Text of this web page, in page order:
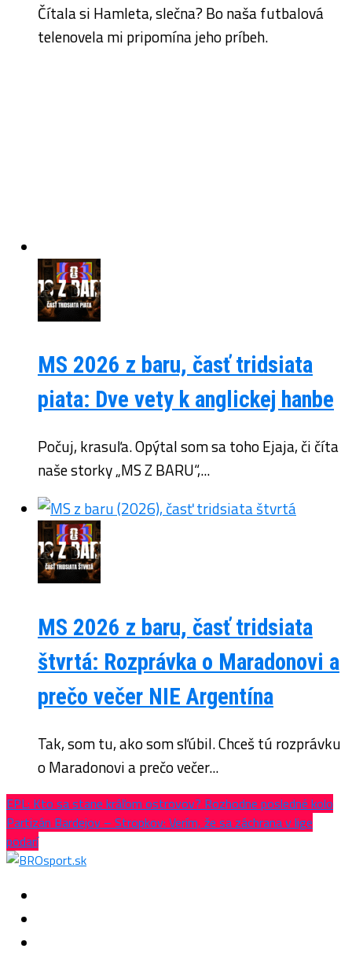
Čítala si Hamleta, slečna? Bo naša futbalová
telenovela mi pripomína jeho príbeh.
MS 2026 z baru, časť tridsiata
piata: Dve vety k anglickej hanbe
Počuj, krasuľa. Opýtal som sa toho Ejaja, či číta
naše storky „MS Z BARU“,...
MS 2026 z baru, časť tridsiata
štvrtá: Rozprávka o Maradonovi a
prečo večer NIE Argentína
Tak, som tu, ako som sľúbil. Chceš tú rozprávku
o Maradonovi a prečo večer...
EPL: Kto sa stane kráľom ostrovov? Rozhodne posledné kolo
Partizán Bardejov – Stropkov: Verím, že sa záchrana v lige
podarí